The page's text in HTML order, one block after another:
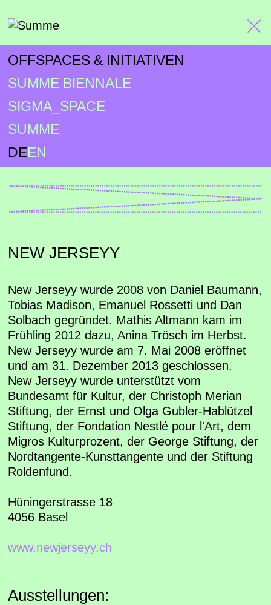
DEEN
OFFSPACES & INITIATIVEN
SUMME BIENNALE
SIGMA_SPACE
SUMME
NEW JERSEYY
New Jerseyy wurde 2008 von Daniel Baumann,
Tobias Madison, Emanuel Rossetti und Dan
Solbach gegründet. Mathis Altmann kam im
Frühling 2012 dazu, Anina Trösch im Herbst.
New Jerseyy wurde am 7. Mai 2008 eröffnet
und am 31. Dezember 2013 geschlossen.
New Jerseyy wurde unterstützt vom
Bundesamt für Kultur, der Christoph Merian
Stiftung, der Ernst und Olga Gubler-Hablützel
Stiftung, der Fondation Nestlé pour l'Art, dem
Migros Kulturprozent, der George Stiftung, der
Nordtangente-Kunsttangente und der Stiftung
Roldenfund.
Hüningerstrasse 18
4056 Basel
www.newjerseyy.ch
Ausstellungen: